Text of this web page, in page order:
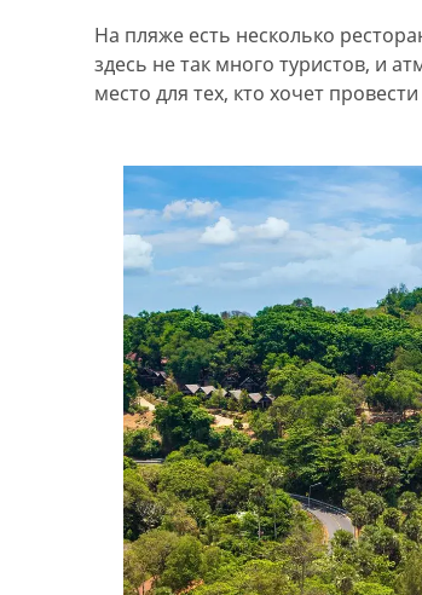
На пляже есть несколько
здесь не так много туристов, и
место для тех, кто хочет